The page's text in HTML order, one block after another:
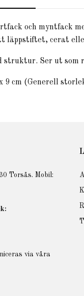
och myntfack
läppstiftet, cerat
struktur. Ser ut som
9 cm (Generell
Torsås. Mobil:
via våra